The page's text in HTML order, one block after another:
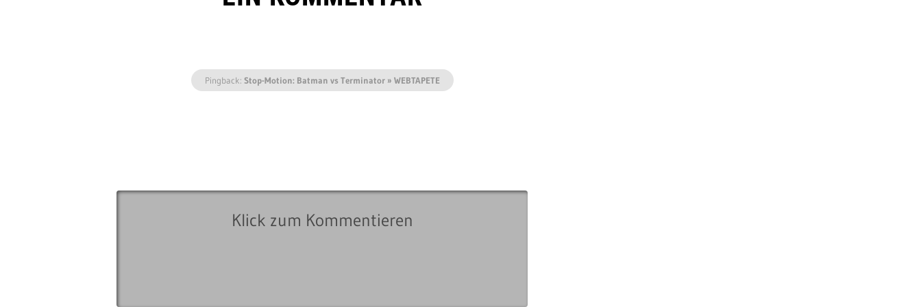
Pingback: Stop-Motion: Batman vs Terminator » WEBTAPETE